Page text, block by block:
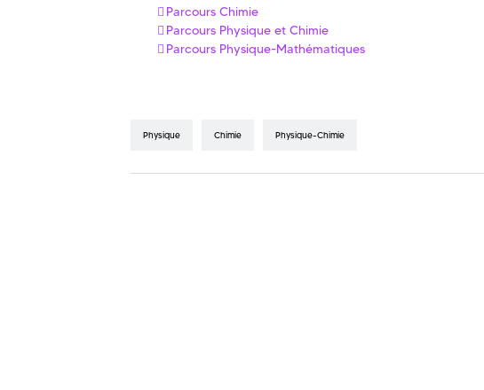
Parcours Chimie
Parcours Physique et Chimie
Parcours Physique-Mathématiques
Physique Chimie Physique-Chimie